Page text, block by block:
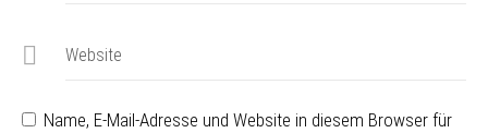
Website
Name, E-Mail-Adresse und Website in diesem Browser für